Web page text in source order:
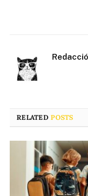
Redacció
RELATEDPOSTS